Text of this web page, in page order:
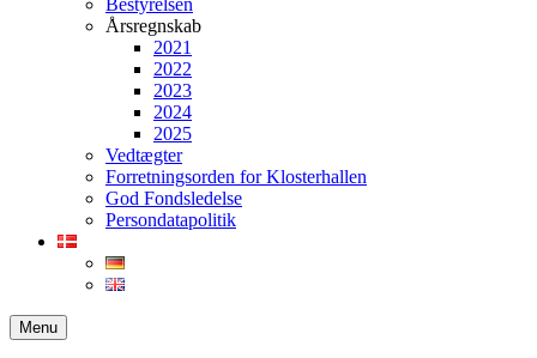
Bestyrelsen
Årsregnskab
2021
2022
2023
2024
2025
Vedtægter
Forretningsorden for Klosterhallen
God Fondsledelse
Persondatapolitik
Menu